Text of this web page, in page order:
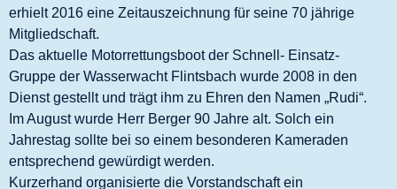
erhielt 2016 eine Zeitauszeichnung für seine 70 jährige
Mitgliedschaft.
Das aktuelle Motorrettungsboot der Schnell- Einsatz-
Gruppe der Wasserwacht Flintsbach wurde 2008 in den
Dienst gestellt und trägt ihm zu Ehren den Namen „Rudi“.
Im August wurde Herr Berger 90 Jahre alt. Solch ein
Jahrestag sollte bei so einem besonderen Kameraden
entsprechend gewürdigt werden.
Kurzerhand organisierte die Vorstandschaft ein